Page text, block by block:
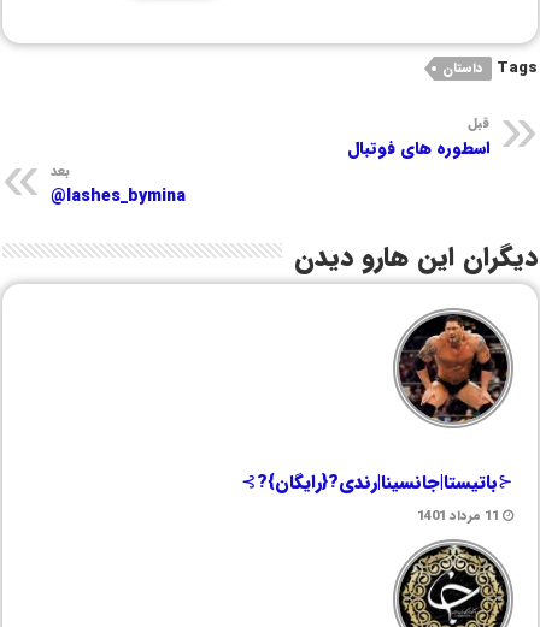
Tags داستان
قبل
اسطوره های فوتبال
بعد
lashes_bymina@
دیگران این هارو دیدن
⊰باتیستا|جانسینا|رندی?{رایگان}?⊱
11 مرداد 1401